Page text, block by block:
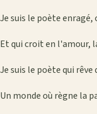
Je suis le poète enragé,
Et qui croit en l'amour,
Je suis le poète qui
Un monde où règne la